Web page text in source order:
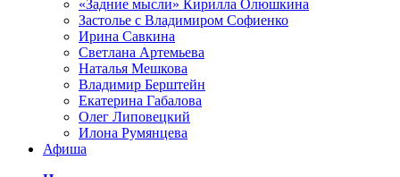
«Задние мысли» Кирилла Олюшкина
Застолье с Владимиром Софиенко
Ирина Савкина
Светлана Артемьева
Наталья Мешкова
Владимир Берштейн
Екатерина Габалова
Олег Липовецкий
Илона Румянцева
Афиша